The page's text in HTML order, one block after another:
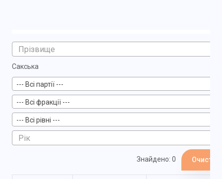
Сакська
--- Всі партії ---
--- Всі фракції ---
--- Всі рівні ---
Знайдено: 0